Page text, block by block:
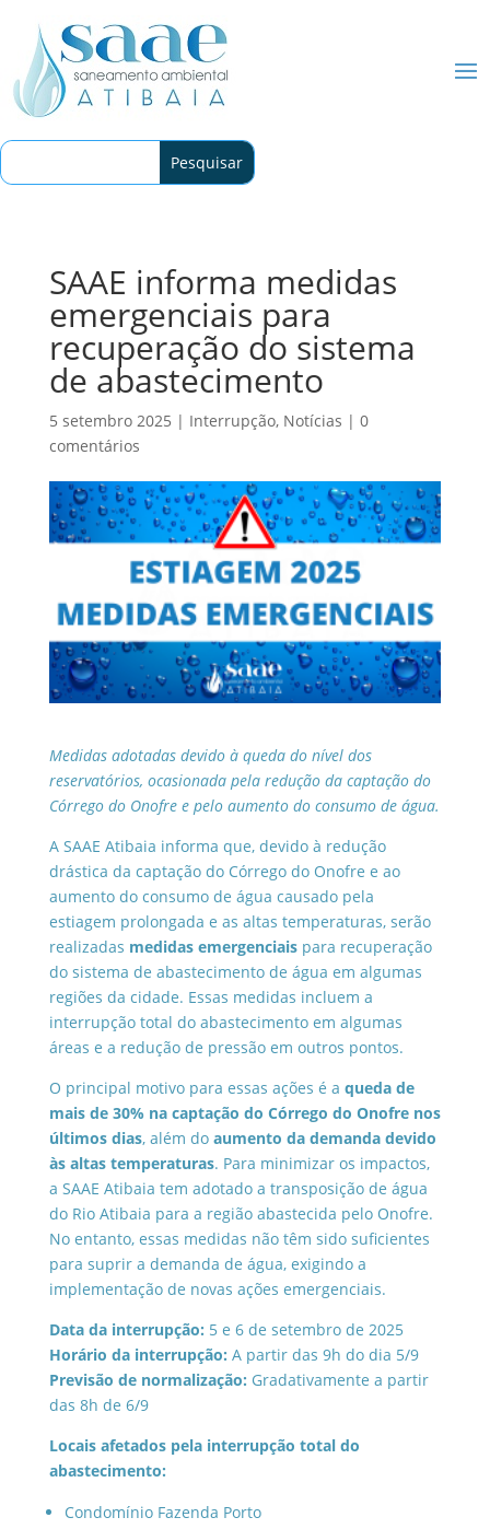
SAAE informa medidas
emergenciais para
recuperação do sistema
de abastecimento
5 setembro 2025 | Interrupção, Notícias | 0
comentários
Medidas adotadas devido à queda do nível dos
reservatórios, ocasionada pela redução da captação do
Córrego do Onofre e pelo aumento do consumo de água.
A SAAE Atibaia informa que, devido à redução
drástica da captação do Córrego do Onofre e ao
aumento do consumo de água causado pela
estiagem prolongada e as altas temperaturas, serão
realizadas medidas emergenciaispara recuperação
do sistema de abastecimento de água em algumas
regiões da cidade. Essas medidas incluem a
interrupção total do abastecimento em algumas
áreas e a redução de pressão em outros pontos.
O principal motivo para essas ações é a queda de
mais de 30% na captação do Córrego do Onofre nos
últimos dias, além do aumento da demanda devido
às altas temperaturas. Para minimizar os impactos,
a SAAE Atibaia tem adotado a transposição de água
do Rio Atibaia para a região abastecida pelo Onofre.
No entanto, essas medidas não têm sido suficientes
para suprir a demanda de água, exigindo a
implementação de novas ações emergenciais.
Data da interrupção: 5 e 6 de setembro de 2025
Horário da interrupção: A partir das 9h do dia 5/9
Previsão de normalização: Gradativamente a partir
das 8h de 6/9
Locais afetados pela interrupção total do
abastecimento:
Condomínio Fazenda Porto